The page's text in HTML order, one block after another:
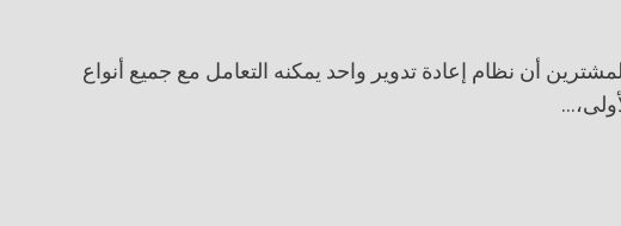
أن نظام إعادة تدوير واحد يمكنه التعامل مع جميع أنواع